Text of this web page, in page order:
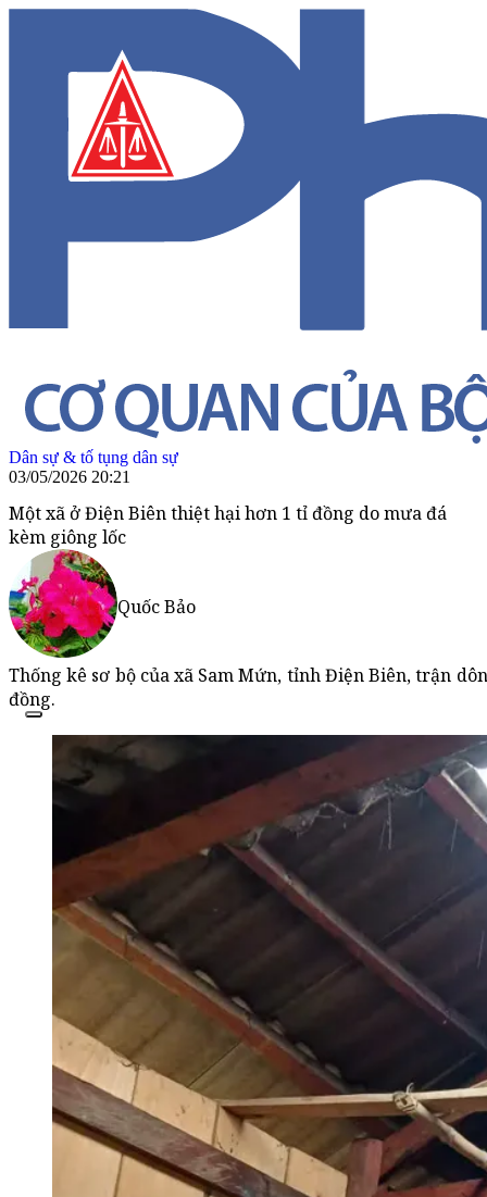
Dân sự & tố tụng dân sự
03/05/2026 20:21
Một xã ở Điện Biên thiệt hại hơn 1 tỉ đồng do mưa đá
kèm giông lốc
Quốc Bảo
Thống kê sơ bộ của xã Sam Mứn, tỉnh Điện Biên, trận
đồng.